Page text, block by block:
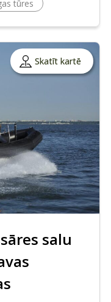
tūres
Skatīt kartē
salu